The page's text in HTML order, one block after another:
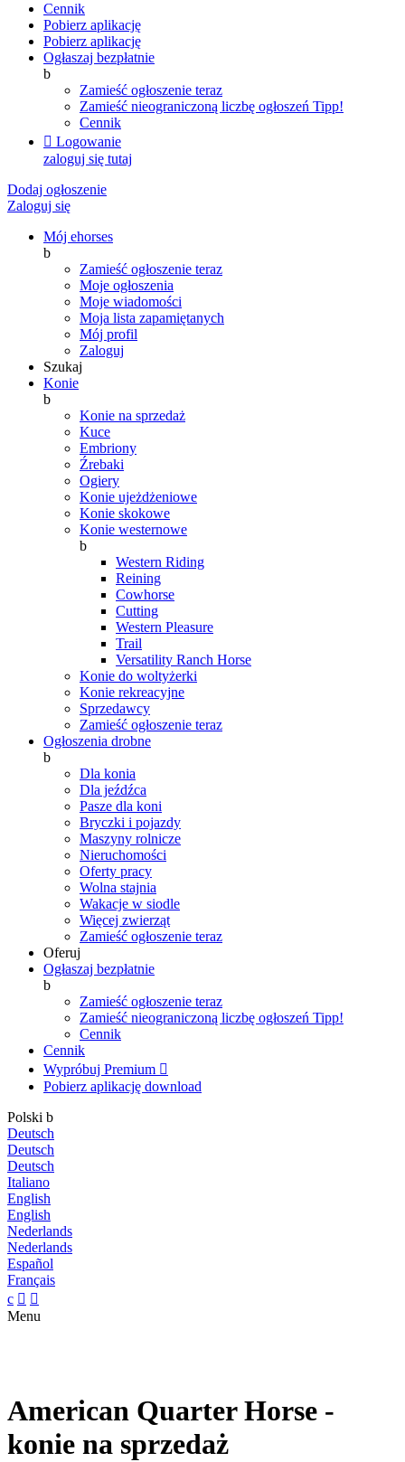
Cennik
Pobierz aplikację
Pobierz aplikację
Ogłaszaj bezpłatnie
b
Zamieść ogłoszenie teraz
Zamieść nieograniczoną liczbę ogłoszeń Tipp!
Cennik
 Logowanie
zaloguj się tutaj
Dodaj ogłoszenie
Zaloguj się
Mój ehorses
b
Zamieść ogłoszenie teraz
Moje ogłoszenia
Moje wiadomości
Moja lista zapamiętanych
Mój profil
Zaloguj
Szukaj
Konie
b
Konie na sprzedaż
Kuce
Embriony
Źrebaki
Ogiery
Konie ujeżdżeniowe
Konie skokowe
Konie westernowe
b
Western Riding
Reining
Cowhorse
Cutting
Western Pleasure
Trail
Versatility Ranch Horse
Konie do woltyżerki
Konie rekreacyjne
Sprzedawcy
Zamieść ogłoszenie teraz
Ogłoszenia drobne
b
Dla konia
Dla jeźdźca
Pasze dla koni
Bryczki i pojazdy
Maszyny rolnicze
Nieruchomości
Oferty pracy
Wolna stajnia
Wakacje w siodle
Więcej zwierząt
Zamieść ogłoszenie teraz
Oferuj
Ogłaszaj bezpłatnie
b
Zamieść ogłoszenie teraz
Zamieść nieograniczoną liczbę ogłoszeń Tipp!
Cennik
Cennik
Wypróbuj Premium 
Pobierz aplikację download
Polski b
Deutsch
Deutsch
Deutsch
Italiano
English
English
Nederlands
Nederlands
Español
Français
c  
Menu
American Quarter Horse -
konie na sprzedaż